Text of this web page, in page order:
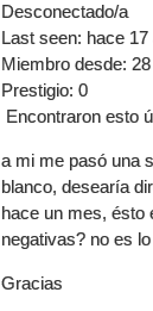
Desconectado/a
Last seen: hace
Miembro desde:
Prestigio: 0
Encontraron esto
a mi me pasó una
blanco, desearía
hace un mes, ésto
negativas? no es
Gracias